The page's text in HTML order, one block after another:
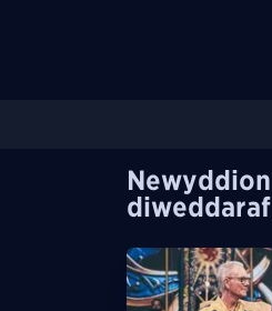
Newyddion
diweddaraf